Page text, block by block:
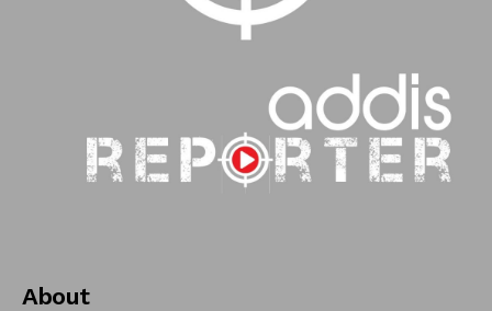
About